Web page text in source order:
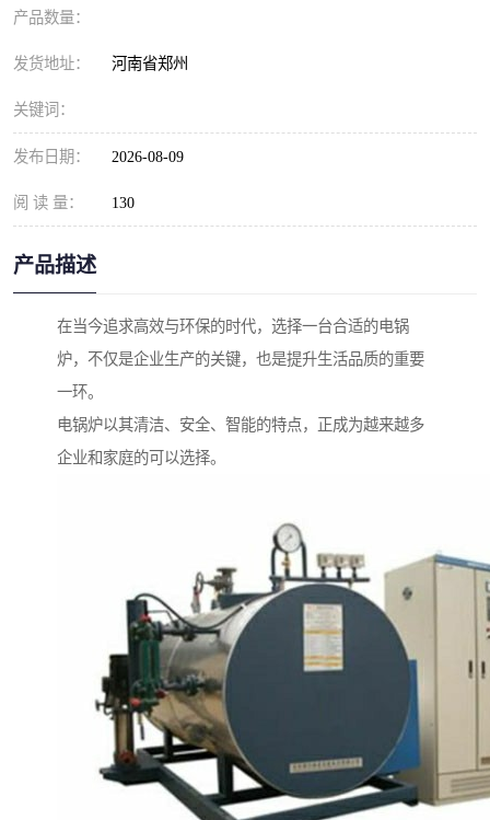
产品数量：
发货地址： 河南省郑州
关键词：
发布日期： 2026-08-09
阅 读 量： 130
产品描述
在当今追求高效与环保的时代，选择一台合适的电锅
炉，不仅是企业生产的关键，也是提升生活品质的重要
一环。
电锅炉以其清洁、安全、智能的特点，正成为越来越多
企业和家庭的可以选择。